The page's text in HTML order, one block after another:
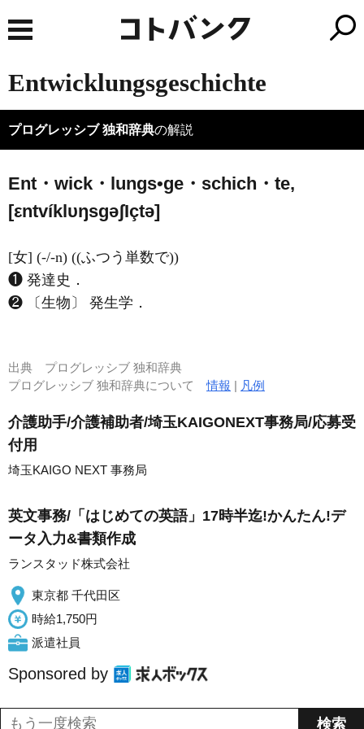
Entwicklungsgeschichte
プログレッシブ 独和辞典の解説
Ent・wick・lungs•ge・schich・te,
[εntvíklυŋsɡəʃIçtə]
[女] (-/-n) ((ふつう単数で))
❶ 発達史．
❷ 〔生物〕 発生学．
出典 プログレッシブ 独和辞典
プログレッシブ 独和辞典について情報 | 凡例
介護助手/介護補助者/埼玉KAIGONEXT事務局/応募受
付用
埼玉KAIGO NEXT 事務局
英文事務/「はじめての英語」17時半迄!かんたん!デ
ータ入力&書類作成
ランスタッド株式会社
東京都 千代田区
時給1,750円
派遣社員
Sponsored by